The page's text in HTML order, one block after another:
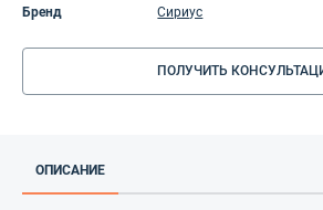
Бренд
Сириус
ПОЛУЧИТЬ
ОПИСАНИЕ